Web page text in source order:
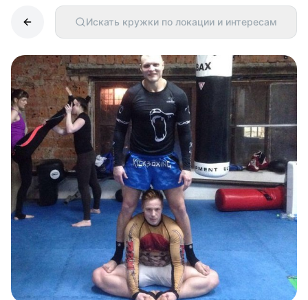
Искать кружки по локации и интересам